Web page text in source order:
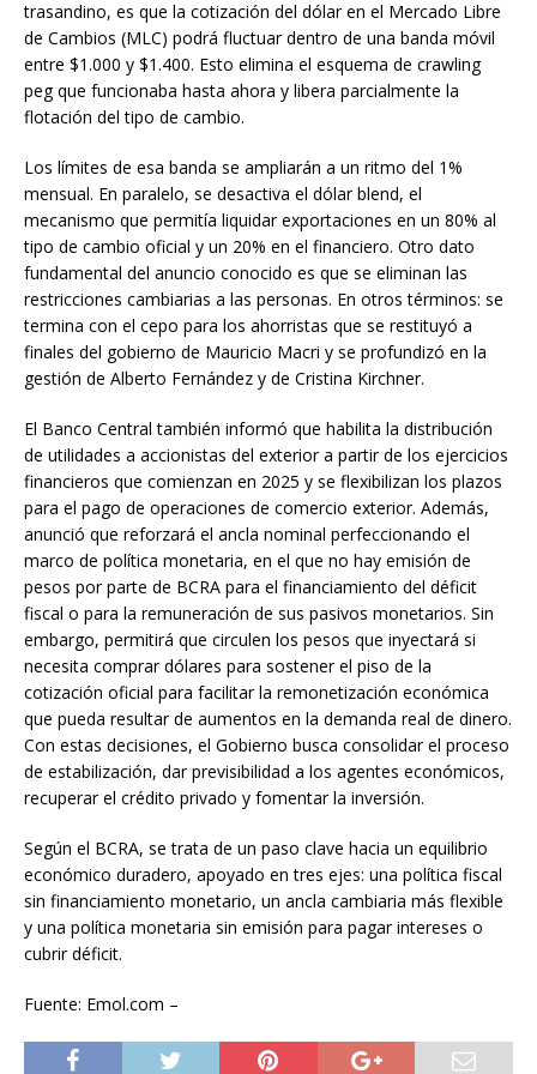
trasandino, es que la cotización del dólar en el Mercado Libre
de Cambios (MLC) podrá fluctuar dentro de una banda móvil
entre $1.000 y $1.400. Esto elimina el esquema de crawling
peg que funcionaba hasta ahora y libera parcialmente la
flotación del tipo de cambio.
Los límites de esa banda se ampliarán a un ritmo del 1%
mensual. En paralelo, se desactiva el dólar blend, el
mecanismo que permitía liquidar exportaciones en un 80% al
tipo de cambio oficial y un 20% en el financiero. Otro dato
fundamental del anuncio conocido es que se eliminan las
restricciones cambiarias a las personas. En otros términos: se
termina con el cepo para los ahorristas que se restituyó a
finales del gobierno de Mauricio Macri y se profundizó en la
gestión de Alberto Fernández y de Cristina Kirchner.
El Banco Central también informó que habilita la distribución
de utilidades a accionistas del exterior a partir de los ejercicios
financieros que comienzan en 2025 y se flexibilizan los plazos
para el pago de operaciones de comercio exterior. Además,
anunció que reforzará el ancla nominal perfeccionando el
marco de política monetaria, en el que no hay emisión de
pesos por parte de BCRA para el financiamiento del déficit
fiscal o para la remuneración de sus pasivos monetarios. Sin
embargo, permitirá que circulen los pesos que inyectará si
necesita comprar dólares para sostener el piso de la
cotización oficial para facilitar la remonetización económica
que pueda resultar de aumentos en la demanda real de dinero.
Con estas decisiones, el Gobierno busca consolidar el proceso
de estabilización, dar previsibilidad a los agentes económicos,
recuperar el crédito privado y fomentar la inversión.
Según el BCRA, se trata de un paso clave hacia un equilibrio
económico duradero, apoyado en tres ejes: una política fiscal
sin financiamiento monetario, un ancla cambiaria más flexible
y una política monetaria sin emisión para pagar intereses o
cubrir déficit.
Fuente: Emol.com –